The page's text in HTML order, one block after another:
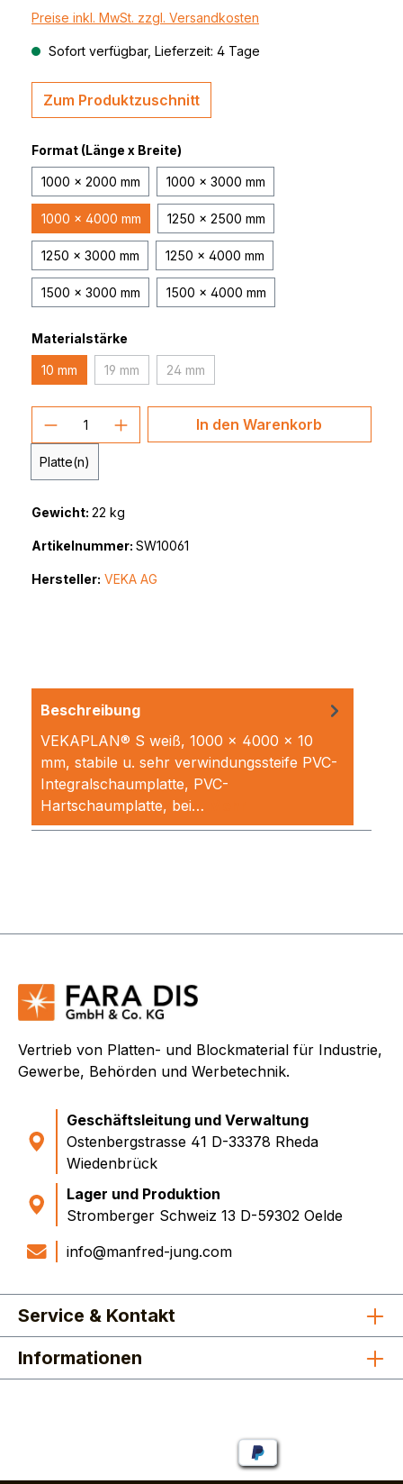
Preise inkl. MwSt. zzgl. Versandkosten
Sofort verfügbar, Lieferzeit: 4 Tage
Zum Produktzuschnitt
Format (Länge x Breite)
1000 x 2000 mm 1000 x 3000 mm
1000 x 4000 mm 1250 x 2500 mm
1250 x 3000 mm 1250 x 4000 mm
1500 x 3000 mm 1500 x 4000 mm
Materialstärke
10 mm 19 mm(Diese Option ist zurzeit nicht verfügbar.)
24 mm(Diese Option ist zurzeit nicht verfügbar.)
Produkt Anzahl: Gib den
Platte(n)
In den Warenkorb
Gewicht: 22 kg
Artikelnummer: SW10061
Hersteller: VEKA AG
Beschreibung
VEKAPLAN® S weiß, 1000 x 4000 x 10
mm, stabile u. sehr verwindungssteife PVC-
Integralschaumplatte, PVC-
Hartschaumplatte, bei…
Vertrieb von Platten- und Blockmaterial für Industrie,
Gewerbe, Behörden und Werbetechnik.
Geschäftsleitung und Verwaltung
Ostenbergstrasse 41 D-33378 Rheda
Wiedenbrück
Lager und Produktion
Stromberger Schweiz 13 D-59302 Oelde
info@manfred-jung.com
Service & Kontakt
Informationen